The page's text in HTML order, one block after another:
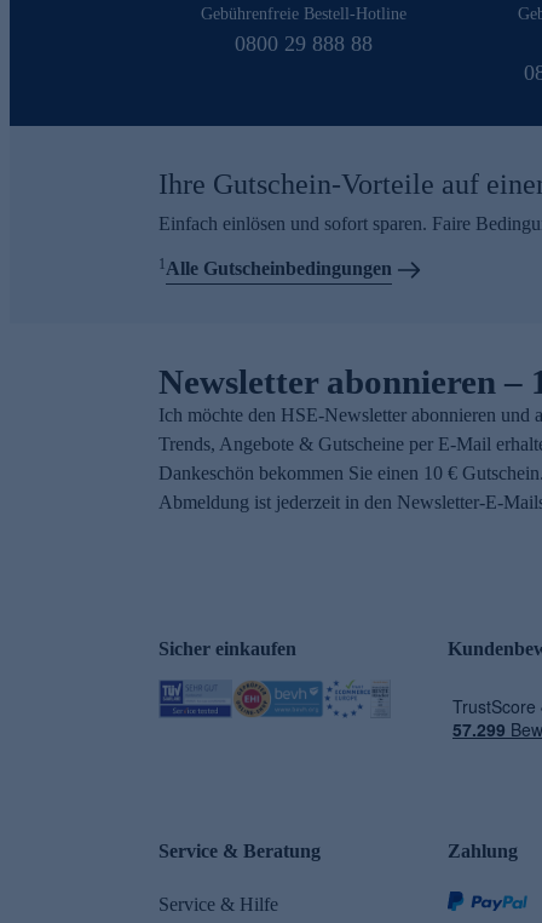
Gebührenfreie Bestell-Hotline
0800 29 888 88
Ihre Gutschein-Vorteile auf
Einfach einlösen und sofort sparen. Faire
1Alle Gutscheinbedingungen
Newsletter abonnieren –
Ich möchte den HSE-Newsletter abonnieren und
Trends, Angebote & Gutscheine per E-Mail
Dankeschön bekommen Sie einen 10 €
Abmeldung ist jederzeit in den Newsletter-E-
Sicher einkaufen
Service & Beratung
Service & Hilfe
Zahlung